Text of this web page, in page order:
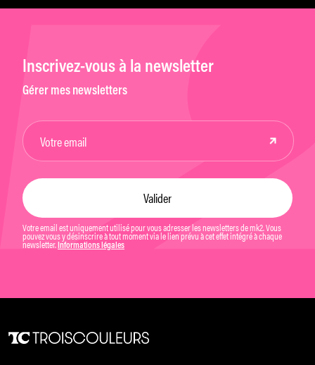
Inscrivez-vous à la newsletter
Gérer mes newsletters
Votre email est uniquement utilisé pour vous adresser les newsletters de mk2. Vous
pouvez vous y désinscrire à tout moment via le lien prévu à cet effet intégré à chaque
newsletter. Informations légales